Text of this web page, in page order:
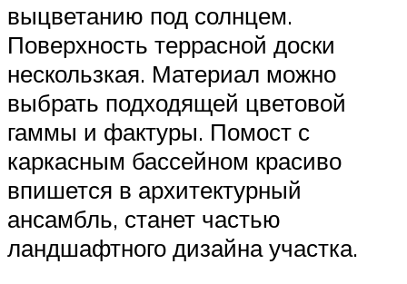
выцветанию под солнцем.
Поверхность террасной доски
нескользкая. Материал можно
выбрать подходящей цветовой
гаммы и фактуры. Помост с
каркасным бассейном красиво
впишется в архитектурный
ансамбль, станет частью
ландшафтного дизайна участка.